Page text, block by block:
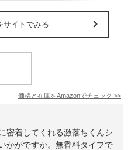
サイトでみる
価格と在庫をAmazonでチェック >>
密着してくれる激落ちくんシ
かがですか。無香料タイプで